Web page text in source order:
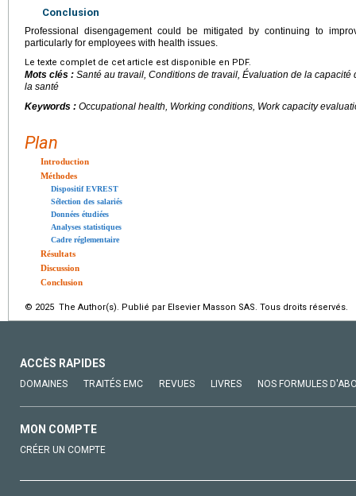
Conclusion
Professional disengagement could be mitigated by continuing to
particularly for employees with health issues.
Le texte complet de cet article est disponible en PDF.
Mots clés : Santé au travail, Conditions de travail, Évaluation de la capacité
la santé
Keywords : Occupational health, Working conditions, Work capacity
Plan
Introduction
Méthodes
Dispositif EVREST
Sélection des salariés
Données étudiées
Analyses statistiques
Cadre réglementaire
Résultats
Discussion
Conclusion
© 2025 The Author(s). Publié par Elsevier Masson SAS. Tous droits réservés.
ACCÈS RAPIDES
DOMAINES TRAITÉS EMC REVUES LIVRES NOS FORMULES
MON COMPTE
CRÉER UN COMPTE